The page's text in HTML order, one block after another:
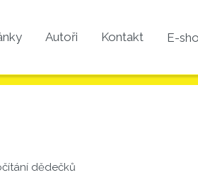
Autoři Kontakt E-
dědečků